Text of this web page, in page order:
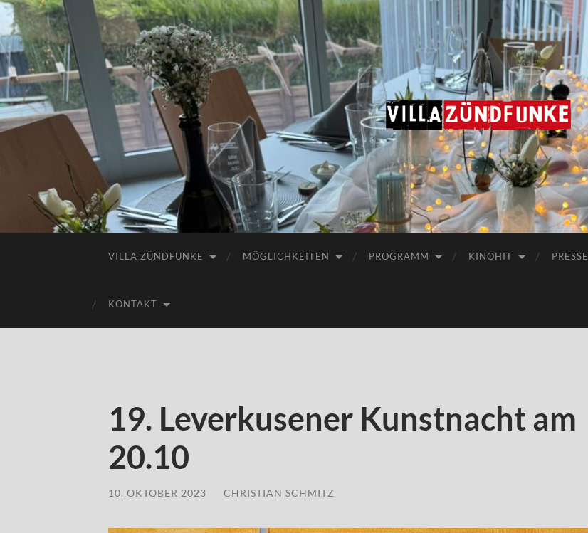
Villa
Zündfunke
VILLA ZÜNDFUNKE MÖGLICHKEITEN PROGRAMM KINOHIT PRESSE
KONTAKT
19. Leverkusener Kunstnacht am
20.10
10. OKTOBER 2023 CHRISTIAN SCHMITZ